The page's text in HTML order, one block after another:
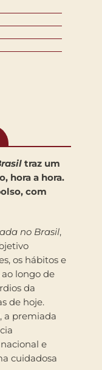
traz um
hora a hora.
com
no Brasil,
os hábitos e
ao longo de
da
de hoje.
a premiada
e
cuidadosa